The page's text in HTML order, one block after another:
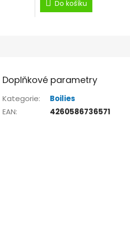
Do košíku
Doplňkové parametry
Kategorie:
Boilies
EAN: 4260586736571